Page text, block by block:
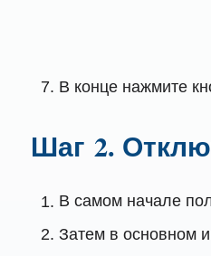
В конце нажмите
Шаг 2.
В самом начале
Затем в основном